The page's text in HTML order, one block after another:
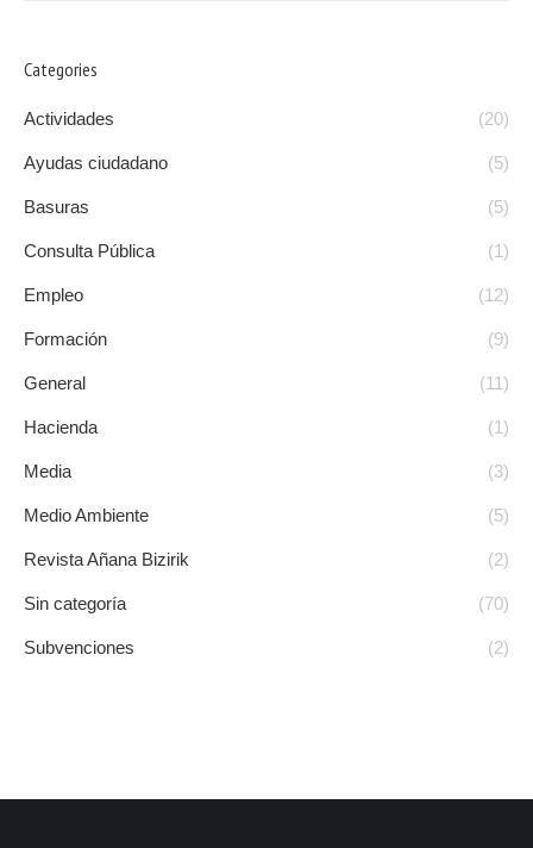
Categories
Actividades (20)
Ayudas ciudadano (5)
Basuras (5)
Consulta Pública (1)
Empleo (12)
Formación (9)
General (11)
Hacienda (1)
Media (3)
Medio Ambiente (5)
Revista Añana Bizirik (2)
Sin categoría (70)
Subvenciones (2)